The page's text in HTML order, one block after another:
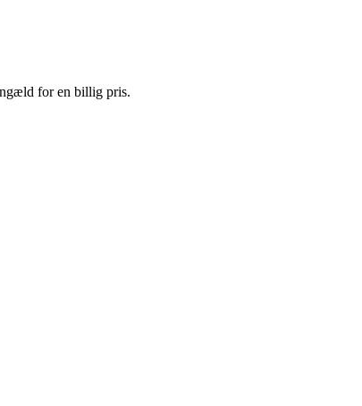
for en billig pris.